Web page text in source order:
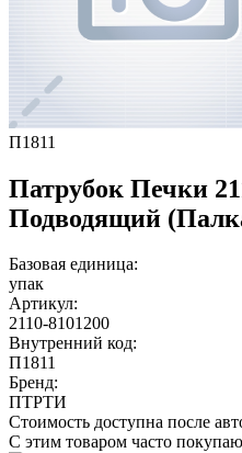
П1811
Патрубок Печки
Подводящий
Базовая единица:
упак
Артикул:
2110-8101200
Внутренний код:
П1811
Бренд:
ПТРТИ
Стоимость доступна после
С этим товаром часто